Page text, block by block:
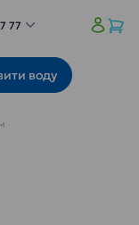
77
воду